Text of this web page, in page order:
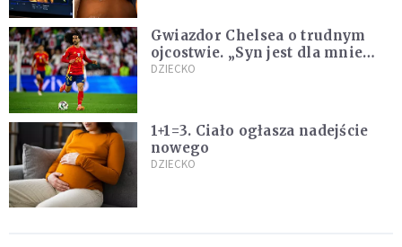
Gwiazdor Chelsea o trudnym
ojcostwie. „Syn jest dla mnie
ważniejszy niż sportowe trofea”
DZIECKO
1+1=3. Ciało ogłasza nadejście
nowego
DZIECKO